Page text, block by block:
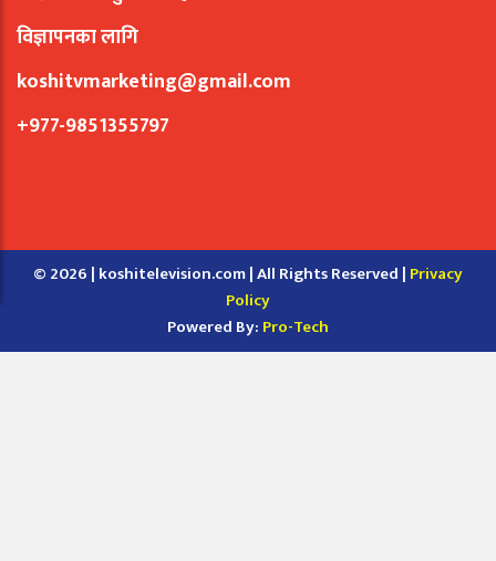
विज्ञापनका लागि
koshitvmarketing@gmail.com
+977-9851355797
© 2026 | koshitelevision.com | All Rights Reserved | Privacy
Policy
Powered By: Pro-Tech